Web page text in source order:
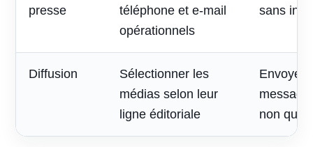
presse
téléphone et e-mail
opérationnels
sans
Diffusion
Sélectionner les
médias selon leur
ligne éditoriale
Envoyer
non